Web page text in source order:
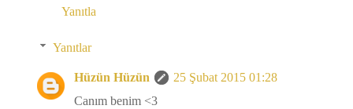
Yanıtla
Yanıtlar
Hüzün Hüzün
25 Şubat 2015 01:28
Canım benim <3